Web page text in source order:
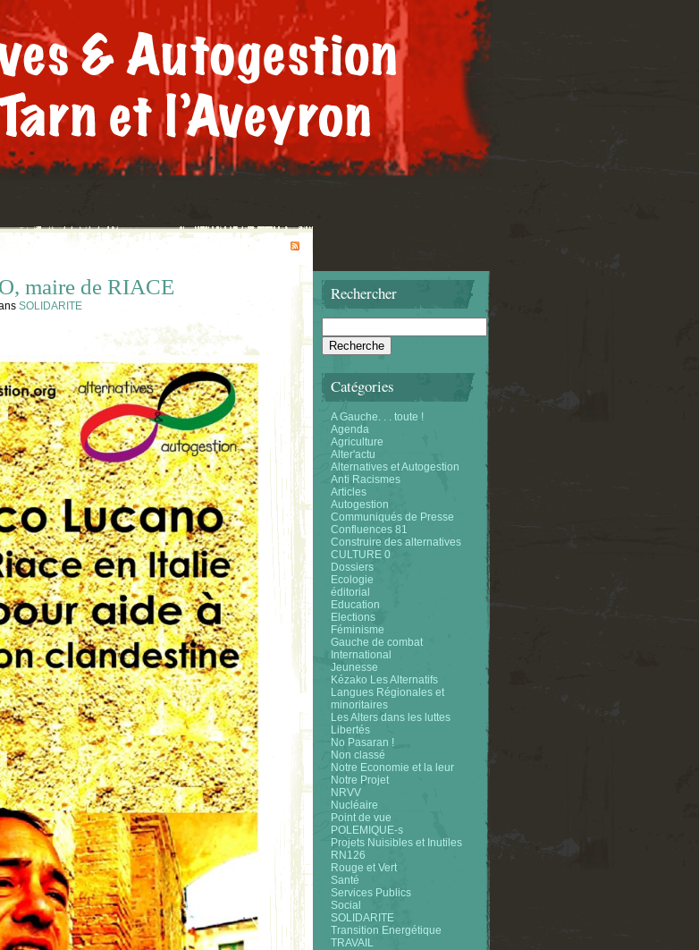
maire de RIACE
SOLIDARITE
Rechercher
Catégories
A Gauche. . . toute !
Agenda
Agriculture
Alter'actu
Alternatives et Autogestion
Anti Racismes
Articles
Autogestion
Communiqués de Presse
Confluences 81
Construire des alternatives
CULTURE 0
Dossiers
Ecologie
éditorial
Education
Elections
Féminisme
Gauche de combat
International
Jeunesse
Kézako Les Alternatifs
Langues Régionales et
minoritaires
Les Alters dans les luttes
Libertés
No Pasaran !
Non classé
Notre Economie et la leur
Notre Projet
NRVV
Nucléaire
Point de vue
POLEMIQUE-s
Projets Nuisibles et Inutiles
RN126
Rouge et Vert
Santé
Services Publics
Social
SOLIDARITE
Transition Energétique
TRAVAIL